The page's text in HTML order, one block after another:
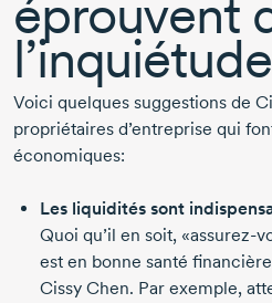
éprouvent
l’inquiétude
Voici quelques suggestions de
propriétaires d’entreprise qui
économiques:
Les liquidités sont
Quoi qu’il en soit, «assurez-
est en bonne santé
Cissy Chen. Par exemple,